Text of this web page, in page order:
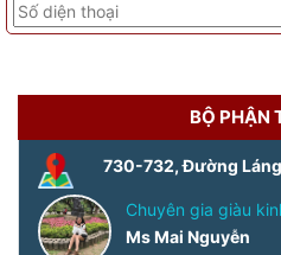
BỘ PHẬN
730-732, Đường
Chuyên gia giàu
Ms Mai Nguyễn